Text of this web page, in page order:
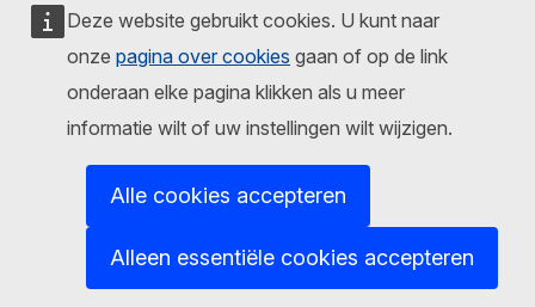
Deze website gebruikt cookies. U kunt naar
onze pagina over cookies gaan of op de link
onderaan elke pagina klikken als u meer
informatie wilt of uw instellingen wilt wijzigen.
Alle cookies accepteren
Alleen essentiële cookies accepteren